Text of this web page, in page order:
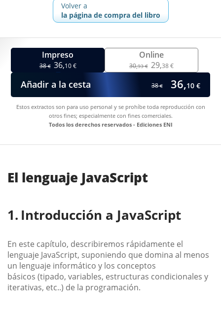
Volver a
la página de compra del libro
Impreso
38€ 36,10 €
Online
30,93 € 29,38 €
Añadir a la cesta 38€ 36,10 €
Estos extractos son para uso personal y se prohíbe toda reproducción con
otros fines; especialmente con fines comerciales.
Todos los derechos reservados - Ediciones ENI
El lenguaje JavaScript
Introducción a JavaScript
En este capítulo, describiremos rápidamente el
lenguaje JavaScript, suponiendo que domina al menos
un lenguaje informático y los conceptos
básicos (tipado, variables, estructuras condicionales y
iterativas, etc..) de la programación.